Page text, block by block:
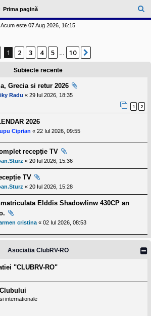
Prima pagină
ă
Acum este 07 Aug 2026, 16:15
Pagina din 10
1 2 3 4 5 10
Subiecte recente
Grecia si retur 2026
Radu « 29 Iul 2026, 18:35
1 2
2026
Ciprian « 22 Iul 2026, 09:55
recepție TV
« 20 Iul 2026, 15:36
TV
« 20 Iul 2026, 15:28
Elddis Shadowlinw 430CP an
cristina « 02 Iul 2026, 08:53
Asociatia ClubRV-RO
"CLUBRV-RO"
internationale